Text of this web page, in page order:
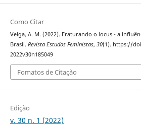
Como Citar
Veiga, A. M. (2022). Fraturando o locus - a
Brasil. Revista Estudos Feministas, 30(1). https://
2022v30n185049
Fomatos de Citação
Edição
v. 30 n. 1 (2022)